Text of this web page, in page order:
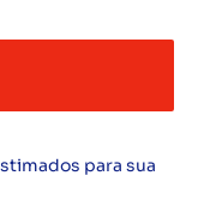
para sua